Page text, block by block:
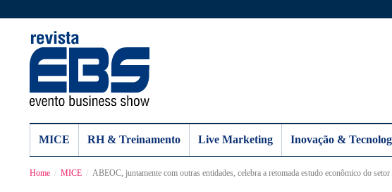
MICE RH & Treinamento Live Marketing Inovação &
Home MICE ABEOC, juntamente com outras entidades, celebra a retomada estudo econômico do setor